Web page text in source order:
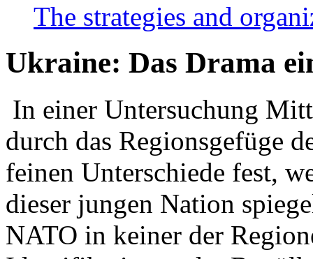
The strategies and
Ukraine: Das Drama
In einer Untersuchung
durch das Regionsgefüge
feinen Unterschiede fest,
dieser jungen Nation
NATO in keiner der